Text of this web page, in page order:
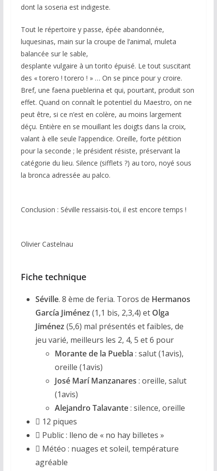
dont la soseria est indigeste.
Tout le répertoire y passe, épée abandonnée,
luquesinas, main sur la croupe de l’animal, muleta
balancée sur le sable,
desplante vulgaire à un torito épuisé. Le tout suscitant
des « torero ! torero ! » … On se pince pour y croire.
Bref, une faena pueblerina et qui, pourtant, produit son
effet. Quand on connaît le potentiel du Maestro, on ne
peut être, si ce n’est en colère, au moins largement
déçu. Entière en se mouillant les doigts dans la croix,
valant à elle seule l’appendice. Oreille, forte pétition
pour la seconde ; le président résiste, préservant la
catégorie du lieu. Silence (sifflets ?) au toro, noyé sous
la bronca adressée au palco.
Conclusion : Séville ressaisis-toi, il est encore temps !
Olivier Castelnau
Fiche technique
Séville. 8 ème de feria. Toros de Hermanos
García Jiménez (1,1 bis, 2,3,4) et Olga
Jiménez (5,6) mal présentés et faibles, de
jeu varié, meilleurs les 2, 4, 5 et 6 pour
Morante de la Puebla : salut (1avis),
oreille (1avis)
José Marí Manzanares : oreille, salut
(1avis)
Alejandro Talavante: silence, oreille
 12 piques
 Public : lleno de « no hay billetes »
 Météo : nuages et soleil, température
agréable